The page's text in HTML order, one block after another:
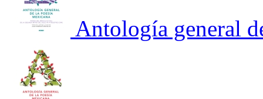
Antología general